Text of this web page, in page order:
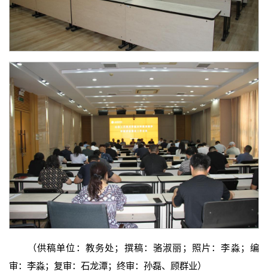
（供稿单位：教务处；撰稿：骆淑丽；照片：李淼；编
审：李淼；复审：石龙潭；终审：孙磊、顾群业）